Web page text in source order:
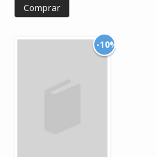
Comprar
-10%